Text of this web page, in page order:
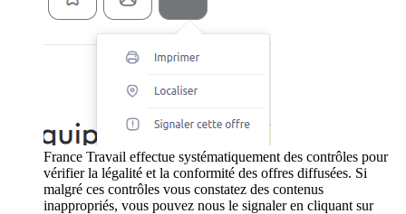
France Travail effectue systématiquement des contrôles pour
vérifier la légalité et la conformité des offres diffusées. Si
malgré ces contrôles vous constatez des contenus
inappropriés, vous pouvez nous le signaler en cliquant sur